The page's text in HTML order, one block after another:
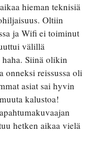
hieman teknisiä
Oltiin
ja Wifi ei toiminut
välillä
Siinä olikin
onneksi reissussa oli
asiat sai hyvin
kalustoa!
hetken aikaa vielä